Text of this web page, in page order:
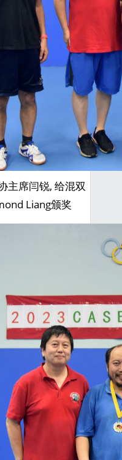
主席闫锐, 给混双
Liang颁奖